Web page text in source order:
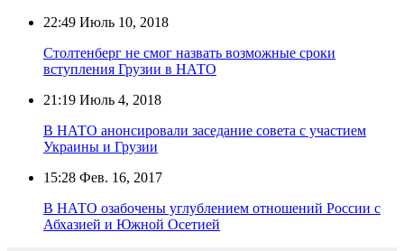
22:49 Июль 10, 2018
Столтенберг не смог назвать возможные сроки
вступления Грузии в НАТО
21:19 Июль 4, 2018
В НАТО анонсировали заседание совета с участием
Украины и Грузии
15:28 Фев. 16, 2017
В НАТО озабочены углублением отношений России с
Абхазией и Южной Осетией